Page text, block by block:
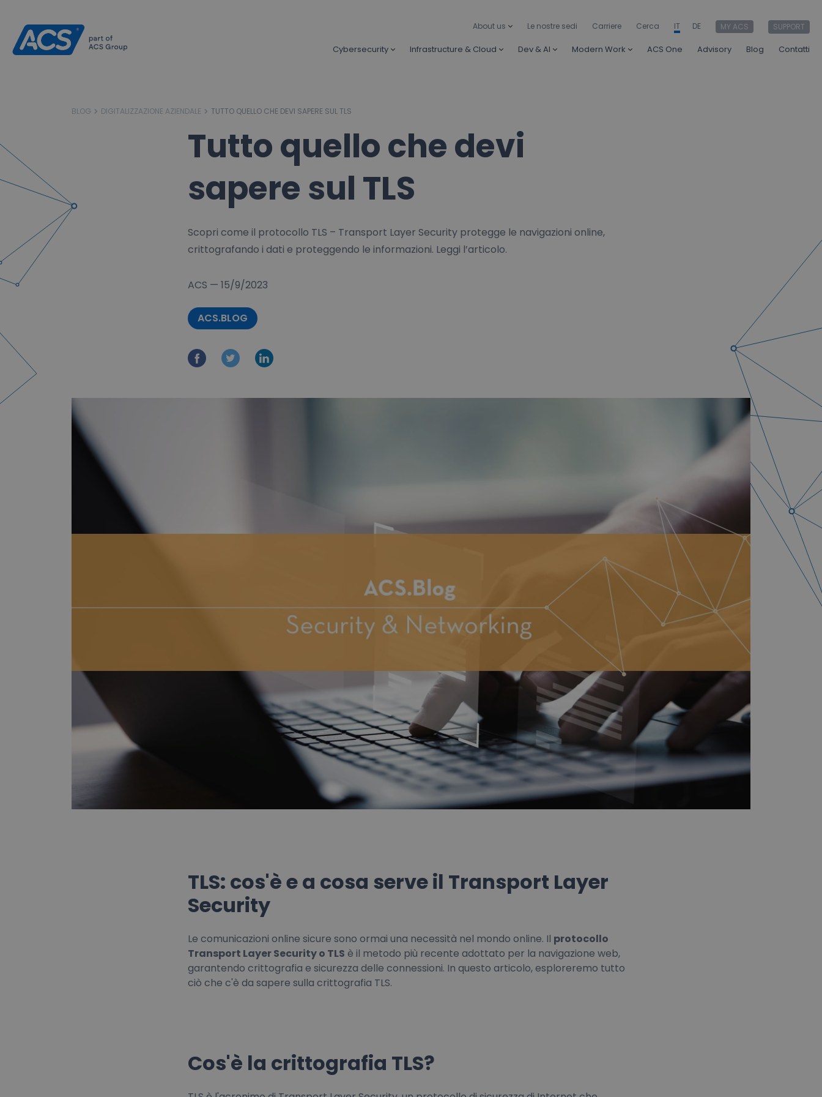
Cybersecurity Infrastructure & Cloud Dev & AI Modern Work ACS One Advisory Blog Contatti
About us Le nostre sedi Carriere Cerca IT DE MY ACS SUPPORT
BLOG DIGITALIZZAZIONE AZIENDALE TUTTO QUELLO CHE DEVI SAPERE SUL TLS
Tutto quello che devi
sapere sul TLS
Scopri come il protocollo TLS – Transport Layer Security protegge le navigazioni online,
crittografando i dati e proteggendo le informazioni. Leggi l’articolo.
ACS — 15/9/2023
ACS.BLOG
TLS: cos'è e a cosa serve il Transport Layer
Security
Le comunicazioni online sicure sono ormai una necessità nel mondo online. Il protocollo
Transport Layer Security o TLS è il metodo più recente adottato per la navigazione web,
garantendo crittografia e sicurezza delle connessioni. In questo articolo, esploreremo tutto
ciò che c'è da sapere sulla crittografia TLS.
Cos'è la crittografia TLS?